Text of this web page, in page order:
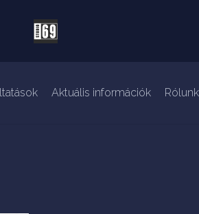
Aktuális információk Rólunk